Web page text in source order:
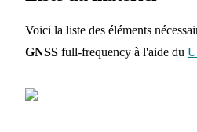
Voici la liste des éléments
GNSS full-frequency à l'aide du